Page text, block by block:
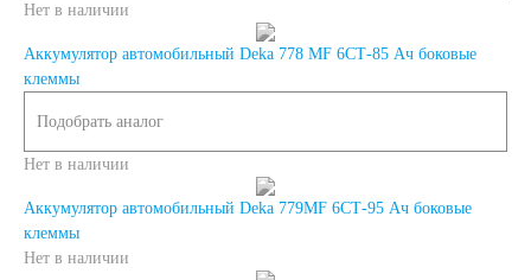
9 А/ч 10 А/ч
16 А/ч
Нет в наличии
Аккумулятор автомобильный Deka 778 MF 6СТ-85 Ач боковые
клеммы
Подобрать аналог
Нет в наличии
Аккумулятор автомобильный Deka 779MF 6СТ-95 Ач боковые
клеммы
Нет в наличии